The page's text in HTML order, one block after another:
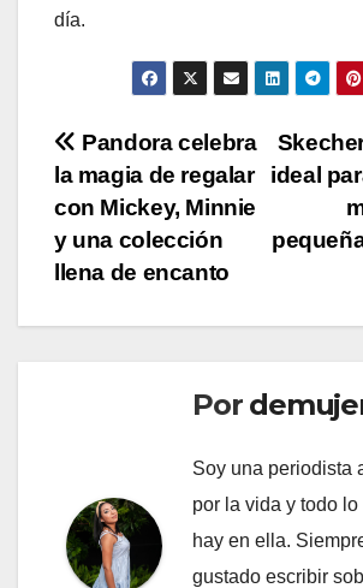
día.
Navegación
de
entradas
ideal
Pandora celebra
la magia de regalar
con Mickey, Minnie
y una colección
llena de encanto
Por
Soy una periodista
por la vida y todo
hay en ella.
gustado escribir